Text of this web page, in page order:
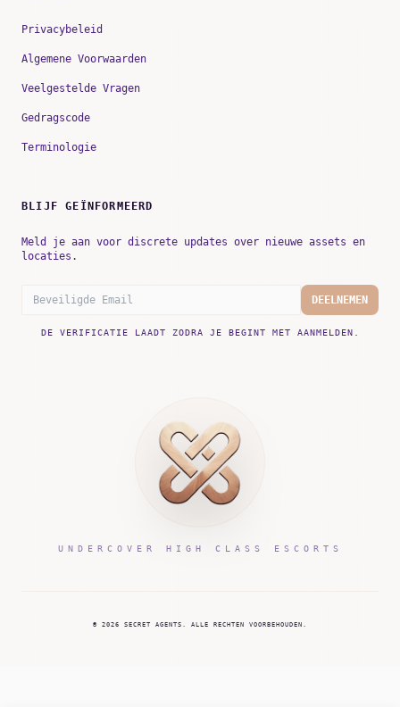
Privacybeleid
Algemene Voorwaarden
Veelgestelde Vragen
Gedragscode
Terminologie
BLIJF GEÏNFORMEERD
Meld je aan voor discrete updates over nieuwe assets en
locaties.
DEELNEMEN
DE VERIFICATIE LAADT ZODRA JE BEGINT MET AANMELDEN.
UNDERCOVER HIGH CLASS ESCORTS
© 2026 SECRET AGENTS. ALLE RECHTEN VOORBEHOUDEN.